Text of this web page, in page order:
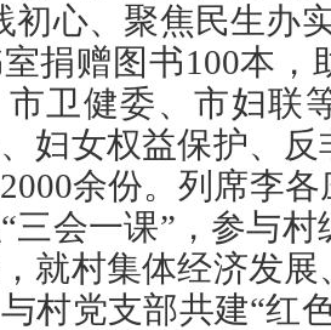
初心、聚焦民生办
捐赠图书100本，
卫健委、市妇联
妇女权益保护、
余份。列席李
三会一课”，参与
就村集体经济发
村党支部共建“红